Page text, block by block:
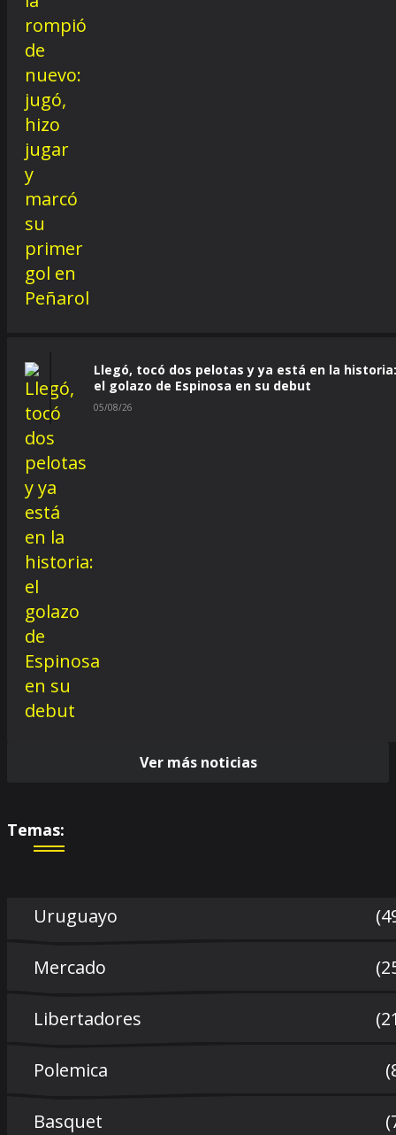
Llegó, tocó dos pelotas y ya está en la historia:
el golazo de Espinosa en su debut
05/08/26
Ver más noticias
Temas:
Uruguayo
Mercado
Libertadores
Polemica
Basquet